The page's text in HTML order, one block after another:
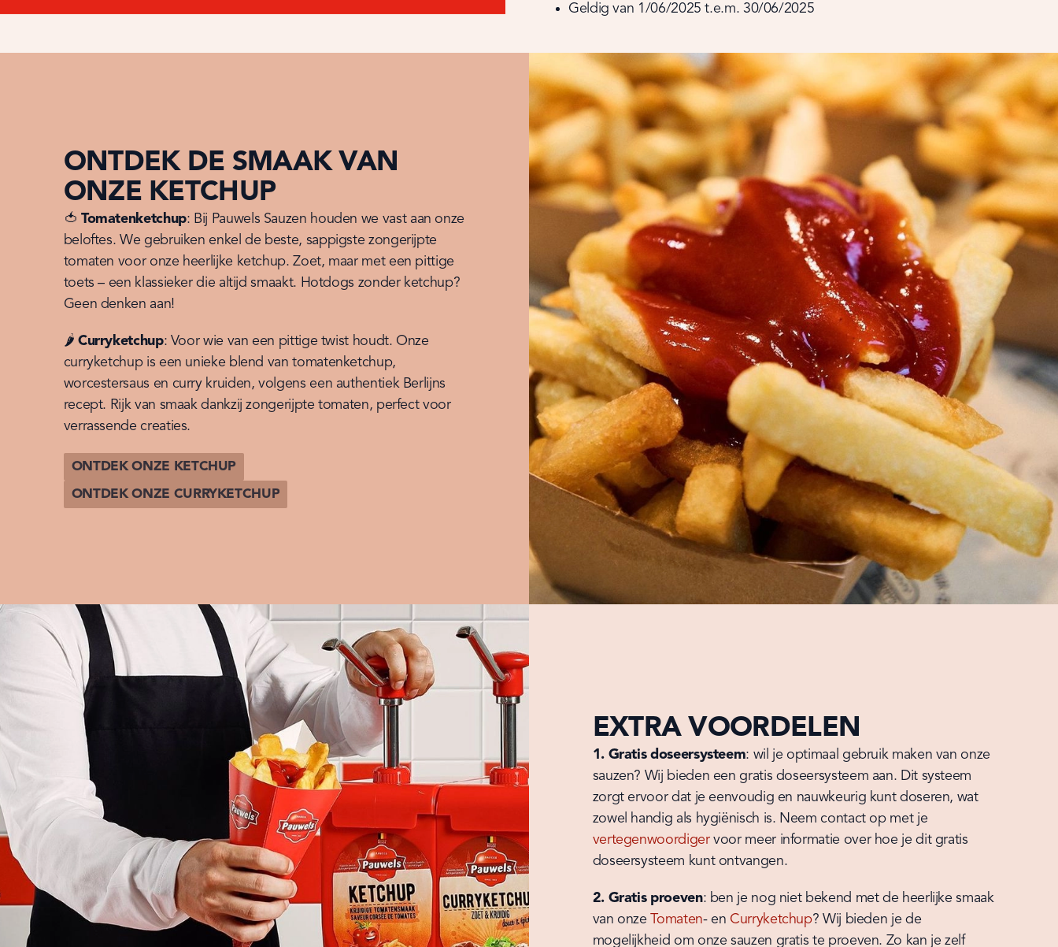
Geldig van 1/06/2025 t.e.m. 30/06/2025
ONTDEK DE SMAAK VAN
ONZE KETCHUP
🍅 Tomatenketchup: Bij Pauwels Sauzen houden we vast aan onze
beloftes. We gebruiken enkel de beste, sappigste zongerijpte
tomaten voor onze heerlijke ketchup. Zoet, maar met een pittige
toets – een klassieker die altijd smaakt. Hotdogs zonder ketchup?
Geen denken aan!
🌶️ Curryketchup: Voor wie van een pittige twist houdt. Onze
curryketchup is een unieke blend van tomatenketchup,
worcestersaus en curry kruiden, volgens een authentiek Berlijns
recept. Rijk van smaak dankzij zongerijpte tomaten, perfect voor
verrassende creaties.
ONTDEK ONZE KETCHUP
ONTDEK ONZE CURRYKETCHUP
EXTRA VOORDELEN
1. Gratis doseersysteem: wil je optimaal gebruik maken van onze
sauzen? Wij bieden een gratis doseersysteem aan. Dit systeem
zorgt ervoor dat je eenvoudig en nauwkeurig kunt doseren, wat
zowel handig als hygiënisch is. Neem contact op met je
vertegenwoordiger voor meer informatie over hoe je dit gratis
doseersysteem kunt ontvangen.
2. Gratis proeven: ben je nog niet bekend met de heerlijke smaak
van onze Tomaten- en Curryketchup? Wij bieden je de
mogelijkheid om onze sauzen gratis te proeven. Zo kan je zelf